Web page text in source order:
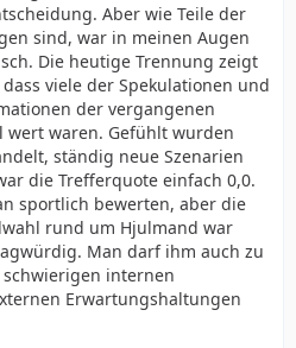
Aber wie Teile der
sind, war in meinen Augen
Die heutige Trennung zeigt
viele der Spekulationen und
der vergangenen
wert waren. Gefühlt wurden
ständig neue Szenarien
die Trefferquote einfach 0,0.
sportlich bewerten, aber die
rund um Hjulmand war
Man darf ihm auch zu
internen
Erwartungshaltungen